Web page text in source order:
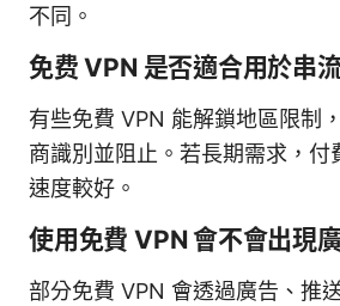
不同。
免费 VPN 是否適合用於串
有些免費 VPN 能解鎖地區限制
商識別並阻止。若長期需求，付
速度較好。
使用免費 VPN 會不會出現
部分免費 VPN 會透過廣告、推